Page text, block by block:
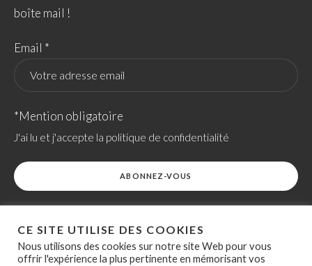
boîte mail !
Email *
*Mention obligatoire
J'ai lu et j'accepte la politique de confidentialité
CE SITE UTILISE DES COOKIES
Nous utilisons des cookies sur notre site Web pour vous
offrir l'expérience la plus pertinente en mémorisant vos